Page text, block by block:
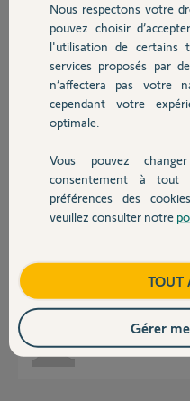
Chauffage
Autres produits
Devis avec un pro
Contact
Réponses
Bonjour,
fonctionnent plus ou très mal au
Robert P. il y a
Bonjour, je vous remercie de cet
qui supportent allègrement les 45
Jacques S. il y a
Nous respectons votre
pouvez choisir
l'utilisation de certains
services proposés par
n’affectera pas votre
cependant votre
optimale.
Vous pouvez
consentement à
préférences des
veuillez consulter notre
TOUT
Gérer